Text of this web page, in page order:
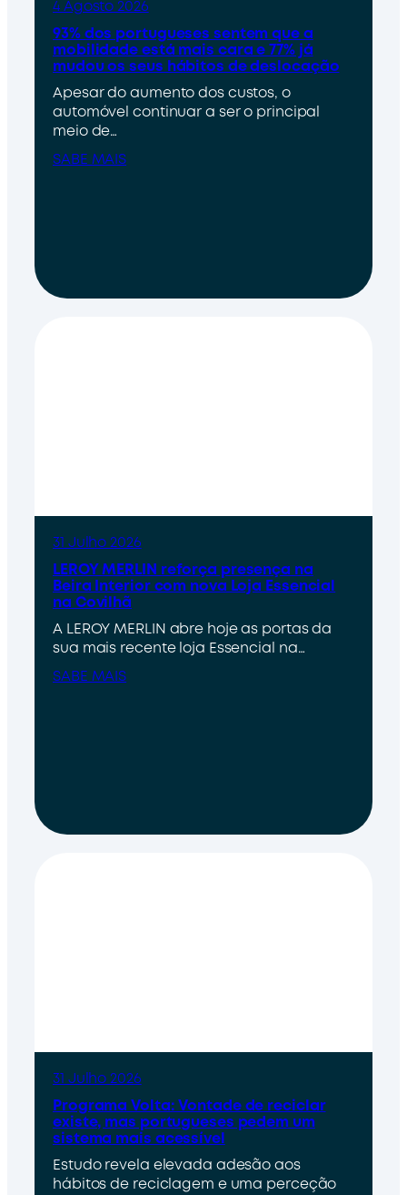
4 Agosto 2026
93% dos portugueses sentem que a
mobilidade está mais cara e 77% já
mudou os seus hábitos de deslocação
Apesar do aumento dos custos, o
automóvel continuar a ser o principal
meio de…
SABE MAIS
31 Julho 2026
LEROY MERLIN reforça presença na
Beira Interior com nova Loja Essencial
na Covilhã
A LEROY MERLIN abre hoje as portas da
sua mais recente loja Essencial na…
SABE MAIS
31 Julho 2026
Programa Volta: Vontade de reciclar
existe, mas portugueses pedem um
sistema mais acessível
Estudo revela elevada adesão aos
hábitos de reciclagem e uma perceção